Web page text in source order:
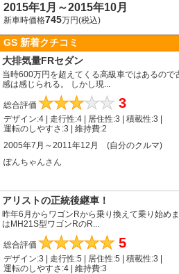
2015年1月～2015年10月
新車時価格745万円(税込)
GS 新着クチコミ
大排気量FRセダン
当時600万円を超えてくる高級車ではあるの
感は感じられる。 しかし現...
総合評価 ★★★★★ 3
デザイン:4 | 走行性:4 | 居住性:3 | 積載性:3 |
運転のしやすさ:3 | 維持費:2
2005年7月～2011年12月 (自分のクルマ)
ぽんちゃんさん
アリストの正統後継車！
昨年6月からワゴンRから乗り換えて乗り始め
はMH21S型ワゴンRのR...
総合評価 ★★★★★ 5
デザイン:3 | 走行性:5 | 居住性:5 | 積載性:3 |
運転のしやすさ:4 | 維持費:3